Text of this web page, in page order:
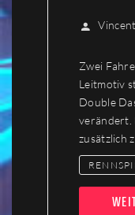
Zwei
Leitmotiv
Double
verändert.
zusätzlich